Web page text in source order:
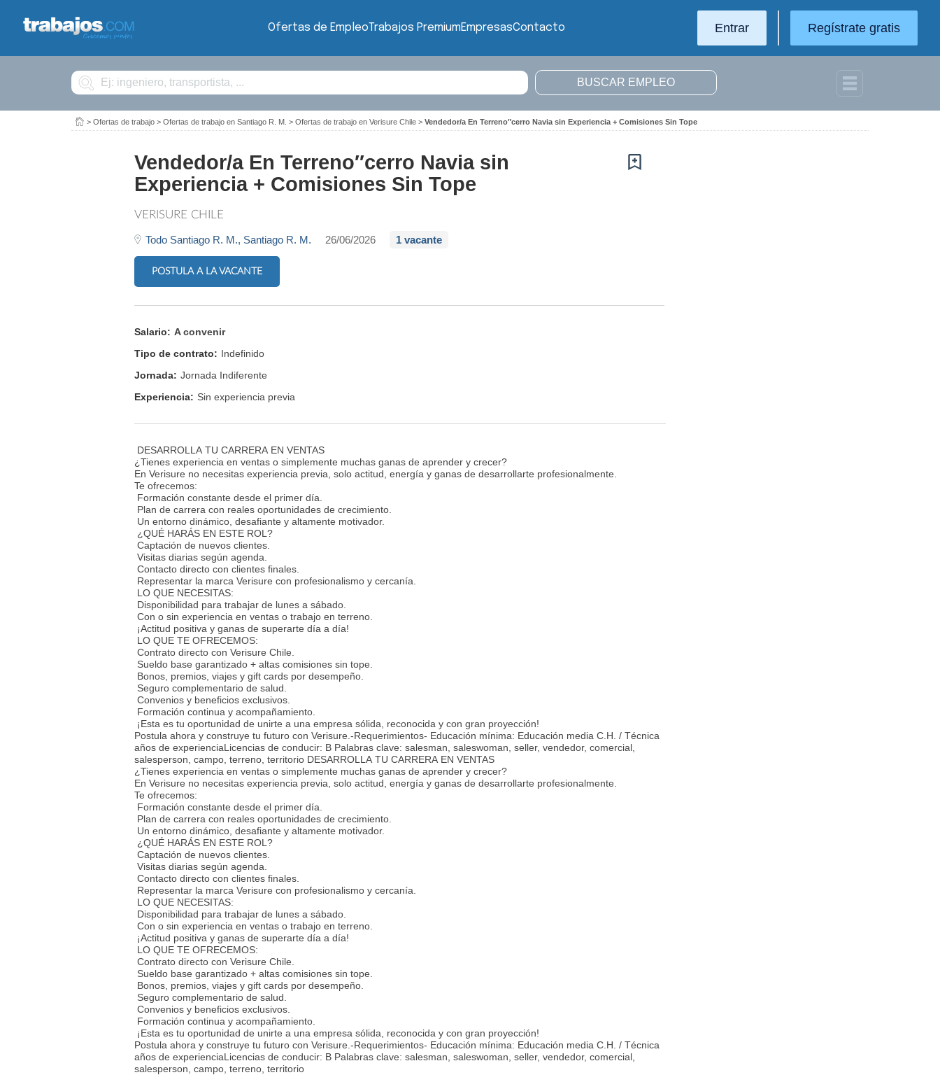
Ofertas de EmpleoTrabajos PremiumEmpresasContacto Entrar Regístrate gratis
Buscar
> Ofertas de trabajo > Ofertas de trabajo en Santiago R. M. > Ofertas de trabajo en Verisure Chile > Vendedor/a En Terreno″cerro Navia sin Experiencia + Comisiones Sin Tope
Vendedor/a En Terreno″cerro Navia sin
Experiencia + Comisiones Sin Tope
VERISURE CHILE
Todo Santiago R. M., Santiago R. M. 26/06/2026 1 vacante
POSTULA A LA VACANTE
Salario: A convenir
Tipo de contrato: Indefinido
Jornada: Jornada Indiferente
Experiencia: Sin experiencia previa
DESARROLLA TU CARRERA EN VENTAS
¿Tienes experiencia en ventas o simplemente muchas ganas de aprender y crecer?
En Verisure no necesitas experiencia previa, solo actitud, energía y ganas de desarrollarte profesionalmente.
Te ofrecemos:
Formación constante desde el primer día.
Plan de carrera con reales oportunidades de crecimiento.
Un entorno dinámico, desafiante y altamente motivador.
¿QUÉ HARÁS EN ESTE ROL?
Captación de nuevos clientes.
Visitas diarias según agenda.
Contacto directo con clientes finales.
Representar la marca Verisure con profesionalismo y cercanía.
LO QUE NECESITAS:
Disponibilidad para trabajar de lunes a sábado.
Con o sin experiencia en ventas o trabajo en terreno.
¡Actitud positiva y ganas de superarte día a día!
LO QUE TE OFRECEMOS:
Contrato directo con Verisure Chile.
Sueldo base garantizado + altas comisiones sin tope.
Bonos, premios, viajes y gift cards por desempeño.
Seguro complementario de salud.
Convenios y beneficios exclusivos.
Formación continua y acompañamiento.
¡Esta es tu oportunidad de unirte a una empresa sólida, reconocida y con gran proyección!
Postula ahora y construye tu futuro con Verisure.-Requerimientos- Educación mínima: Educación media C.H. / Técnica
años de experienciaLicencias de conducir: B Palabras clave: salesman, saleswoman, seller, vendedor, comercial,
salesperson, campo, terreno, territorio DESARROLLA TU CARRERA EN VENTAS
¿Tienes experiencia en ventas o simplemente muchas ganas de aprender y crecer?
En Verisure no necesitas experiencia previa, solo actitud, energía y ganas de desarrollarte profesionalmente.
Te ofrecemos:
Formación constante desde el primer día.
Plan de carrera con reales oportunidades de crecimiento.
Un entorno dinámico, desafiante y altamente motivador.
¿QUÉ HARÁS EN ESTE ROL?
Captación de nuevos clientes.
Visitas diarias según agenda.
Contacto directo con clientes finales.
Representar la marca Verisure con profesionalismo y cercanía.
LO QUE NECESITAS:
Disponibilidad para trabajar de lunes a sábado.
Con o sin experiencia en ventas o trabajo en terreno.
¡Actitud positiva y ganas de superarte día a día!
LO QUE TE OFRECEMOS:
Contrato directo con Verisure Chile.
Sueldo base garantizado + altas comisiones sin tope.
Bonos, premios, viajes y gift cards por desempeño.
Seguro complementario de salud.
Convenios y beneficios exclusivos.
Formación continua y acompañamiento.
¡Esta es tu oportunidad de unirte a una empresa sólida, reconocida y con gran proyección!
Postula ahora y construye tu futuro con Verisure.-Requerimientos- Educación mínima: Educación media C.H. / Técnica
años de experienciaLicencias de conducir: B Palabras clave: salesman, saleswoman, seller, vendedor, comercial,
salesperson, campo, terreno, territorio